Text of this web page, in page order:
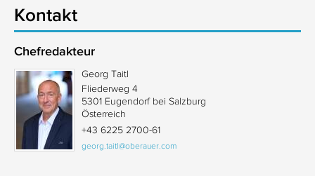
Kontakt
Chefredakteur
Georg Taitl
Fliederweg 4
5301 Eugendorf bei Salzburg
Österreich
+43 6225 2700-61
georg.taitl@oberauer.com